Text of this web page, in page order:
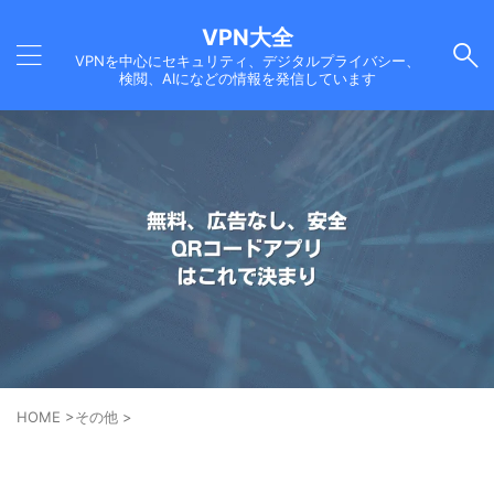
VPN大全
VPNを中心にセキュリティ、デジタルプライバシー、
検閲、AIになどの情報を発信しています
HOME >その他 >